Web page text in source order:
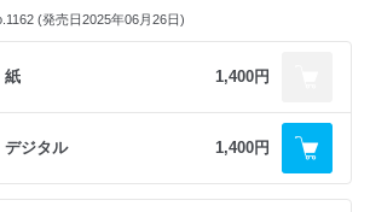
ト 拡大スペシャル：kurage
秋山いさみ
マー・ガレージ：北澤志朗
ラー：竹村典夫
ぁ ゆうり
基本講座：内藤あんも
るための蘊蓄資料講座：STEINER
ムを追加工作でガッツリ味わう
村SWS 1/48：はるさー
軍機の魅力：長谷川迷人
ロン”のF-14を作る
ムキャット VF-2 “バウンティハンターズ” ファイ
さび
戦力の殿を務める“ライノ”を塗装とウェザリング
(発売日2025年06月26日)
紙 1,400円
デジタル 1,400円